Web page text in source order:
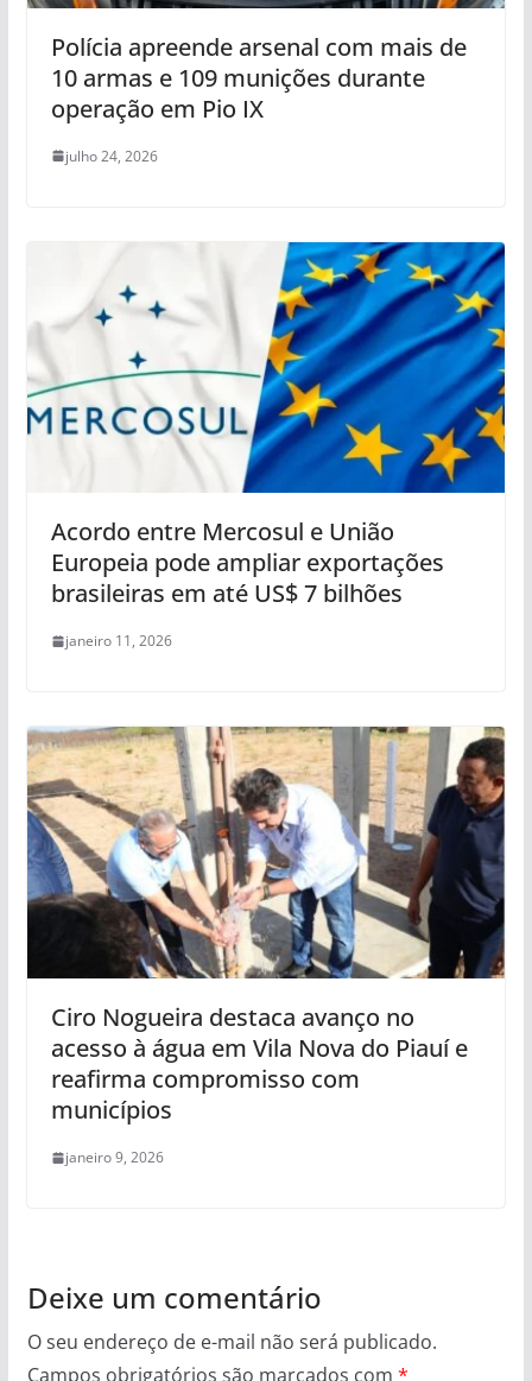
Polícia apreende arsenal com mais de
10 armas e 109 munições durante
operação em Pio IX
julho 24, 2026
Acordo entre Mercosul e União
Europeia pode ampliar exportações
brasileiras em até US$ 7 bilhões
janeiro 11, 2026
Ciro Nogueira destaca avanço no
acesso à água em Vila Nova do Piauí e
reafirma compromisso com
municípios
janeiro 9, 2026
Deixe um comentário
O seu endereço de e-mail não será publicado.
Campos obrigatórios são marcados com *